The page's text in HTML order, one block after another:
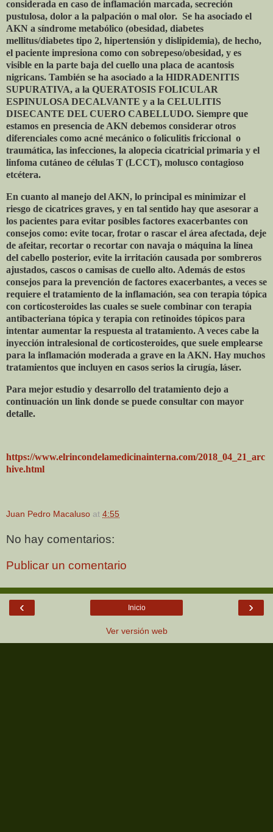
considerada en caso de inflamación marcada, secreción
pustulosa, dolor a la palpación o mal olor. Se ha asociado el
AKN a síndrome metabólico (obesidad, diabetes
mellitus/diabetes tipo 2, hipertensión y dislipidemia), de hecho,
el paciente impresiona como con sobrepeso/obesidad, y es
visible en la parte baja del cuello una placa de acantosis
nigricans. También se ha asociado a la HIDRADENITIS
SUPURATIVA, a la QUERATOSIS FOLICULAR
ESPINULOSA DECALVANTE y a la CELULITIS
DISECANTE DEL CUERO CABELLUDO. Siempre que
estamos en presencia de AKN debemos considerar otros
diferenciales como acné mecánico o foliculitis friccional o
traumática, las infecciones, la alopecia cicatricial primaria y el
linfoma cutáneo de células T (LCCT), molusco contagioso
etcétera.
En cuanto al manejo del AKN, lo principal es minimizar el
riesgo de cicatrices graves, y en tal sentido hay que asesorar a
los pacientes para evitar posibles factores exacerbantes con
consejos como: evite tocar, frotar o rascar el área afectada, deje
de afeitar, recortar o recortar con navaja o máquina la línea
del cabello posterior, evite la irritación causada por sombreros
ajustados, cascos o camisas de cuello alto. Además de estos
consejos para la prevención de factores exacerbantes, a veces se
requiere el tratamiento de la inflamación, sea con terapia tópica
con corticosteroides las cuales se suele combinar con terapia
antibacteriana tópica y terapia con retinoides tópicos para
intentar aumentar la respuesta al tratamiento. A veces cabe la
inyección intralesional de corticosteroides, que suele emplearse
para la inflamación moderada a grave en la AKN. Hay muchos
tratamientos que incluyen en casos serios la cirugía, láser.
Para mejor estudio y desarrollo del tratamiento dejo a
continuación un link donde se puede consultar con mayor
detalle.
https://www.elrincondelamedicinainterna.com/2018_04_21_arc
hive.html
Juan Pedro Macaluso at 4:55
No hay comentarios:
Publicar un comentario
‹ ›
Inicio
Ver versión web